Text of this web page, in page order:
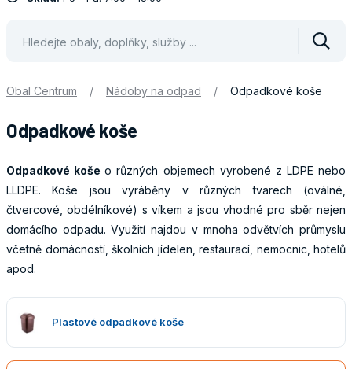
Obal Centrum / Nádoby na odpad / Odpadkové koše
Odpadkové koše
Odpadkové košeo různých objemech vyrobené z LDPE nebo
LLDPE. Koše jsou vyráběny v různých tvarech (oválné,
čtvercové, obdélníkové) s víkem a jsou vhodné pro sběr nejen
domácího odpadu. Využití najdou v mnoha odvětvích průmyslu
včetně domácností, školních jídelen, restaurací, nemocnic, hotelů
apod.
Obaly
Plastové odpadkové koše